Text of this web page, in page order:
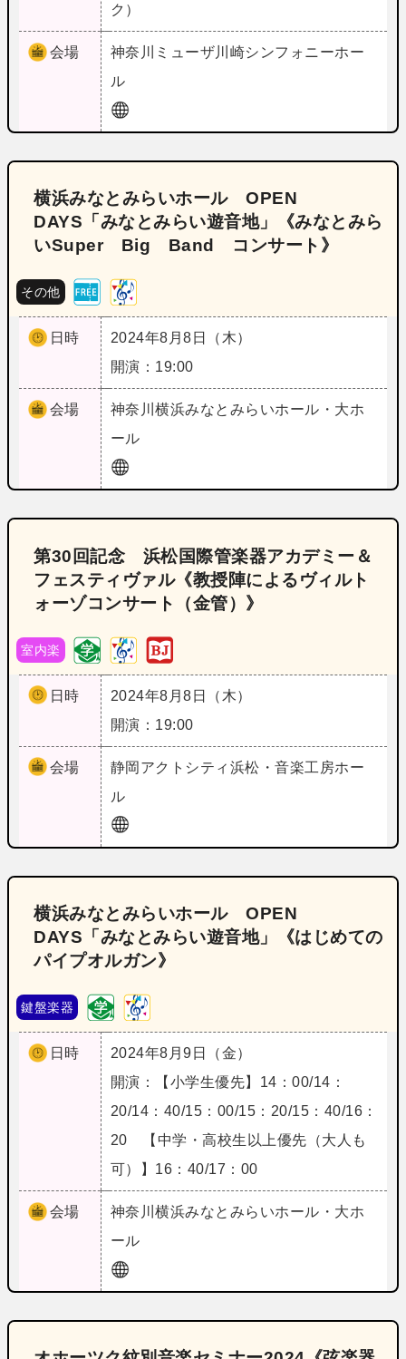
ク）
会場 神奈川
ミューザ川崎シンフォニーホー
ル
横浜みなとみらいホール OPEN
DAYS「みなとみらい遊音地」《みなとみら
いSuper Big Band コンサート》
その他
日時
2024年8月8日（木）
開演：19:00
会場 神奈川横浜みなとみらいホール・大ホ
ール
第30回記念 浜松国際管楽器アカデミー＆
フェスティヴァル《教授陣によるヴィルト
ォーゾコンサート（金管）》
室内楽
日時
2024年8月8日（木）
開演：19:00
会場 静岡 アクトシティ浜松・音楽工房ホー
ル
横浜みなとみらいホール OPEN
DAYS「みなとみらい遊音地」《はじめての
パイプオルガン》
鍵盤楽器
日時
2024年8月9日（金）
開演：【小学生優先】14：00/14：
20/14：40/15：00/15：20/15：40/16：
20 【中学・高校生以上優先（大人も
可）】16：40/17：00
会場 神奈川横浜みなとみらいホール・大ホ
ール